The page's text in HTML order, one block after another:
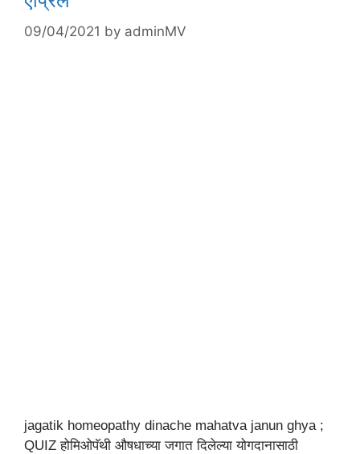
09/04/2021 by adminMV
jagatik homeopathy dinache mahatva janun ghya ;
QUIZ होमिओपॅथी औषधाच्या जगात दिलेल्या योगदानासाठी